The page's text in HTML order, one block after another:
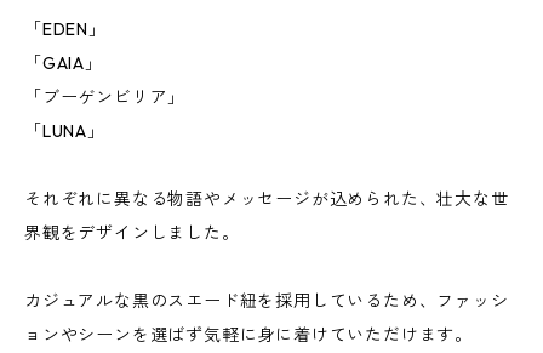
「EDEN」
「GAIA」
「ブーゲンビリア」
「LUNA」
それぞれに異なる物語やメッセージが込められた、壮大な世
界観をデザインしました。
カジュアルな黒のスエード紐を採用しているため、ファッシ
ョンやシーンを選ばず気軽に身に着けていただけます。